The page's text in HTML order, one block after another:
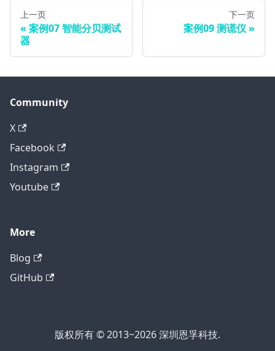
上一页
案例07 智能分贝测试
器
下一页
案例09 测谎仪
Community
X
Facebook
Instagram
Youtube
More
Blog
GitHub
版权所有 © 2013~2026 深圳恩孚科技.